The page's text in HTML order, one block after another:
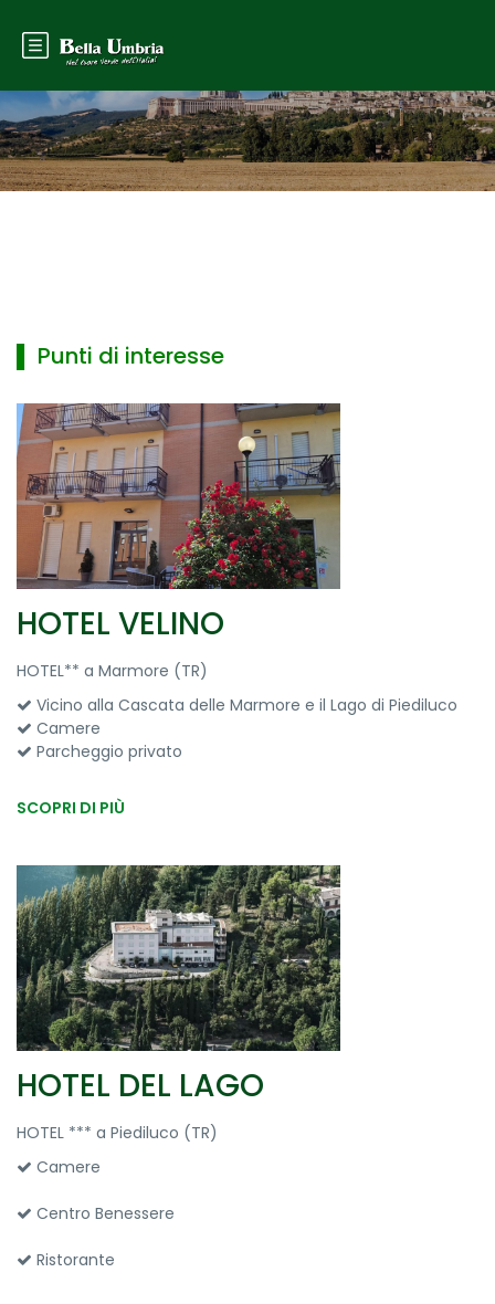
▌ Punti di interesse
HOTEL VELINO
HOTEL** a Marmore (TR)
Vicino alla Cascata delle Marmore e il Lago di Piediluco
Camere
Parcheggio privato
SCOPRI DI PIÙ
HOTEL DEL LAGO
HOTEL *** a Piediluco (TR)
Camere
Centro Benessere
Ristorante